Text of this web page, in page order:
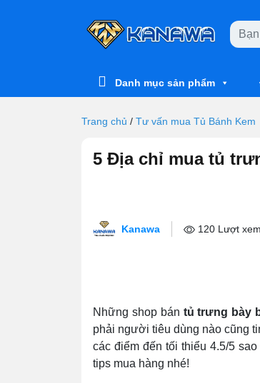
Danh mục sản phẩm
Trang chủ / Tư vấn mua Tủ Bánh Kem
5 Địa chỉ mua tủ
Kanawa 120 Lượt xem
Những shop bán tủ trưng bày
phải người tiêu dùng nào cũng
các điểm đến tối thiểu 4.5/5
tips mua hàng nhé!